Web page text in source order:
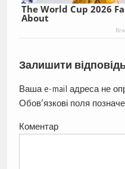
The World Cup 2026
About
Залишити
Ваша e-mail адреса не
Обов’язкові поля
Коментар